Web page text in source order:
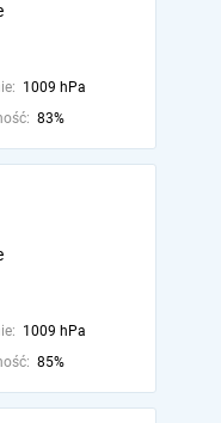
1009 hPa
83%
1009 hPa
85%